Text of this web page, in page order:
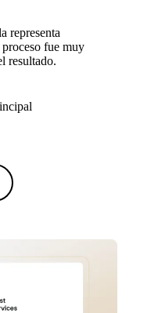
representa
fue muy
resultado.